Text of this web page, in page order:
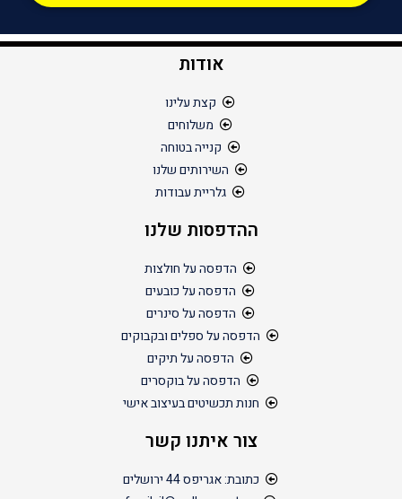
אודות
קצת עלינו
משלוחים
קנייה בטוחה
השירותים שלנו
גלריית עבודות
ההדפסות שלנו
הדפסה על חולצות
הדפסה על כובעים
הדפסה על סינרים
הדפסה על ספלים ובקבוקים
הדפסה על תיקים
הדפסה על בוקסרים
חנות תכשיטים בעיצוב אישי
צור איתנו קשר
כתובת: אגריפס 44 ירושלים